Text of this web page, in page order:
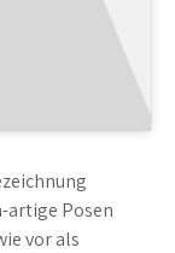
artige Posen
vor als